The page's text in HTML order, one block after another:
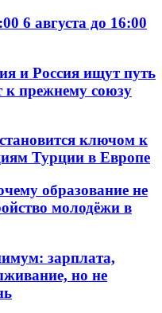
6 августа до 16:00
и Россия ищут путь
к прежнему союзу
ключом к
Турции в Европе
образование не
молодёжи в
зарплата,
но не